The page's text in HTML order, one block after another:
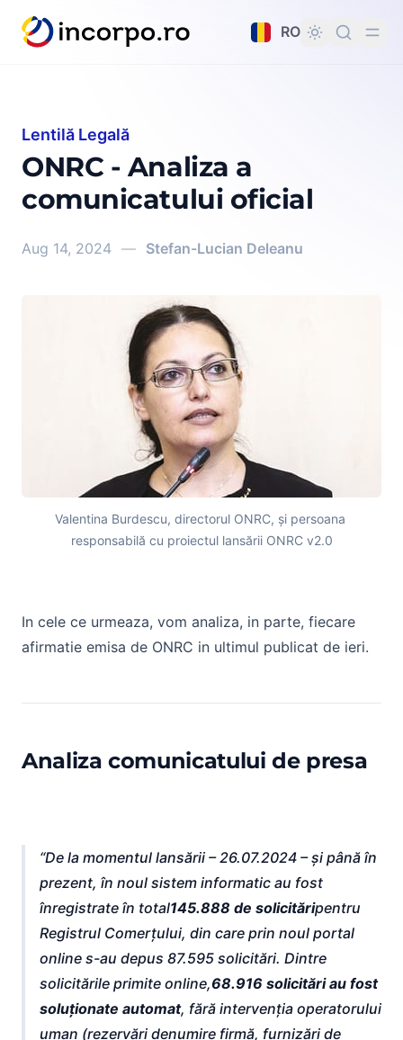
principal
RO
Lentilă Legală
ONRC - Analiza a
comunicatului oficial
Aug 14, 2024 — Stefan-Lucian Deleanu
Valentina Burdescu, directorul ONRC, și persoana
responsabilă cu proiectul lansării ONRC v2.0
ONRC - Analiza a comunicatului oficial
In cele ce urmeaza, vom analiza, in parte, fiecare
afirmatie emisa de ONRC in ultimul publicat de ieri.
Analiza comunicatului de presa
De la momentul lansării – 26.07.2024 – și până în
prezent, în noul sistem informatic au fost
înregistrate în total145.888 de solicităripentru
Registrul Comerțului, din care prin noul portal
online s-au depus 87.595 solicitări. Dintre
solicitările primite online,68.916 solicitări au fost
soluționate automat, fără intervenția operatorului
uman (rezervări denumire firmă, furnizări de